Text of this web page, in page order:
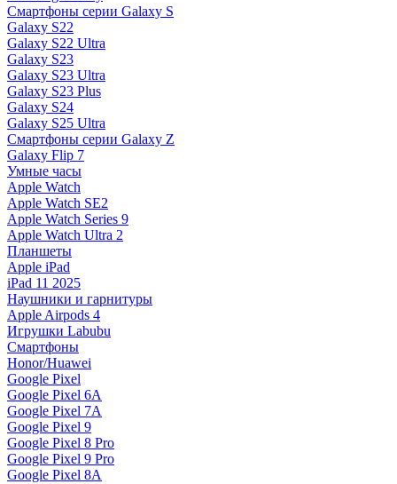
Смартфоны серии Galaxy S
Galaxy S22
Galaxy S22 Ultra
Galaxy S23
Galaxy S23 Ultra
Galaxy S23 Plus
Galaxy S24
Galaxy S25 Ultra
Смартфоны серии Galaxy Z
Galaxy Flip 7
Умные часы
Apple Watch
Apple Watch SE2
Apple Watch Series 9
Apple Watch Ultra 2
Планшеты
Apple iPad
iPad 11 2025
Наушники и гарнитуры
Apple Airpods 4
Игрушки Labubu
Смартфоны
Honor/Huawei
Google Pixel
Google Pixel 6A
Google Pixel 7А
Google Pixel 9
Google Pixel 8 Pro
Google Pixel 9 Pro
Google Pixel 8A